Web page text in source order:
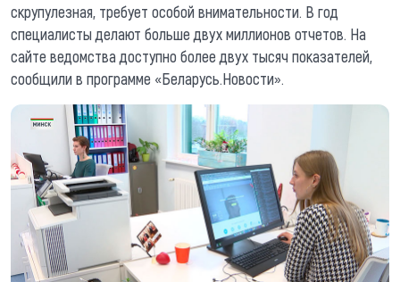
скрупулезная, требует особой внимательности. В год
специалисты делают больше двух миллионов отчетов. На
сайте ведомства доступно более двух тысяч показателей,
сообщили в программе «Беларусь.Новости».